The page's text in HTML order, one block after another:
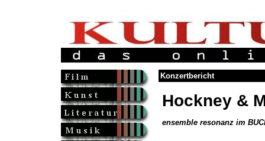
Konzertbericht
Hockney &
ensemble resonanz im